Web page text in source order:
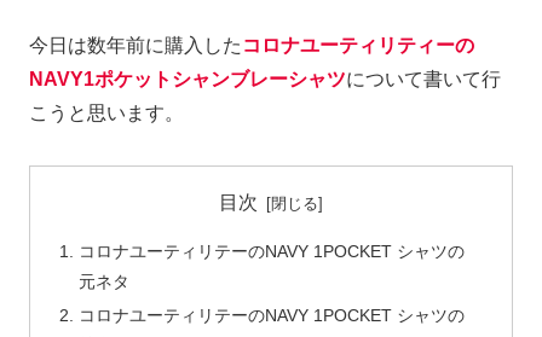
今日は数年前に購入した コロナユーティリティーの
NAVY1ポケットシャンブレーシャツについて書いて行
こうと思います。
目次
コロナユーティリテーのNAVY 1POCKET シャツの
元ネタ
コロナユーティリテーのNAVY 1POCKET シャツの